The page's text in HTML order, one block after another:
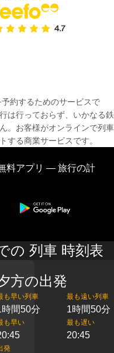
約するためのサービスで
は行っておらず、いかなる鉄
。お客様がオンラインで列車
する商業サービスです。
料アプリ — 旅行の計
の 列車 時刻表
方の出発
も早い列車
時間50分
最も遠い列車
1時間50分
も早い 最も遅い
20:45
発